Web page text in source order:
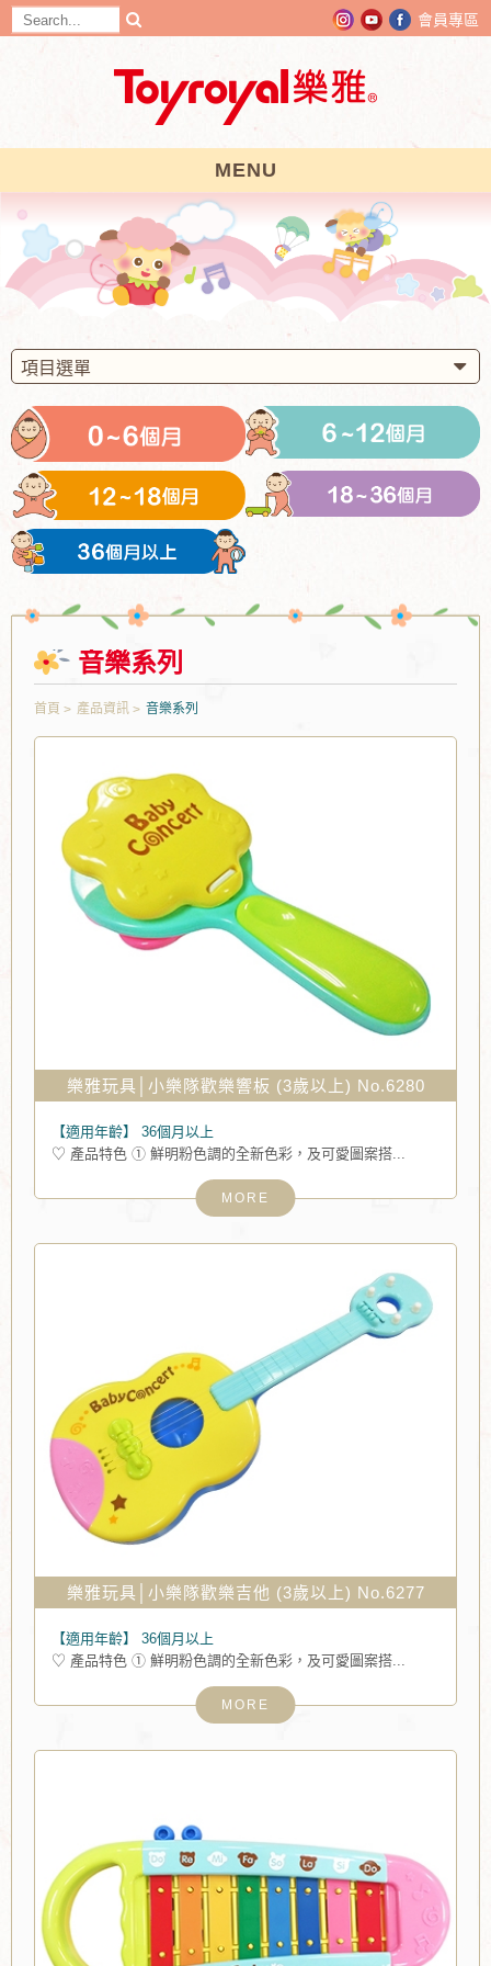
會員專區
MENU
音樂系列
首頁 產品資訊 音樂系列
樂雅玩具│小樂隊歡樂響板 (3歲以上) No.6280
【適用年齡】 36個月以上
♡ 產品特色 ① 鮮明粉色調的全新色彩，及可愛圖案搭...
MORE
樂雅玩具│小樂隊歡樂吉他 (3歲以上) No.6277
【適用年齡】 36個月以上
♡ 產品特色 ① 鮮明粉色調的全新色彩，及可愛圖案搭...
MORE